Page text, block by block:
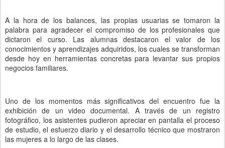
A la hora de los balances, las propias usuarias se tomaron la
palabra para agradecer el compromiso de los profesionales que
dictaron el curso. Las alumnas destacaron el valor de los
conocimientos y aprendizajes adquiridos, los cuales se transforman
desde hoy en herramientas concretas para levantar sus propios
negocios familiares.
Uno de los momentos más significativos del encuentro fue la
exhibición de un video documental. A través de un registro
fotográfico, los asistentes pudieron apreciar en pantalla el proceso
de estudio, el esfuerzo diario y el desarrollo técnico que mostraron
las mujeres a lo largo de las clases.